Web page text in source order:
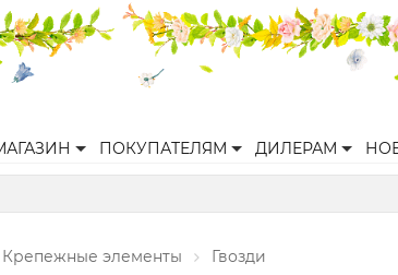
ПОКУПАТЕЛЯМ ДИЛЕРАМ
Крепежные элементы Гвозди